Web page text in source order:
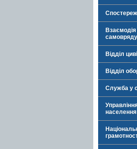
Відділ
Відділ
Служба у
населення